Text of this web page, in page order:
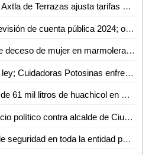
¡Hasta por estacionarse! Axtla de Terrazas ajusta tarifas y permisos en su Ley de Ingresos 2025
Satisface a Contraloría revisión de cuenta pública 2024; observaciones solo administrativas
FGESLP avanza caso de deceso de mujer en marmolera con vinculación a proceso de dos señalados
Sin sueldo, sin salud, sin ley; Cuidadoras Potosinas enfrentan abandono legislativo en SLP
Detienen tráiler con más de 61 mil litros de huachicol en SLP
Desechan solicitud de juicio político contra alcalde de Ciudad Valles
Acciones permanentes de seguridad en toda la entidad para seguir viviendo con tranquilidad y confianza